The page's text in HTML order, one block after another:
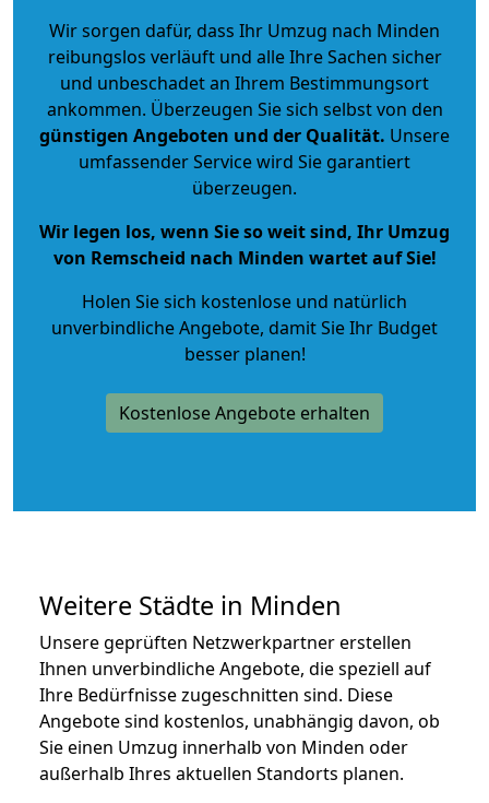
Wir sorgen dafür, dass Ihr Umzug nach Minden
reibungslos verläuft und alle Ihre Sachen sicher
und unbeschadet an Ihrem Bestimmungsort
ankommen. Überzeugen Sie sich selbst von den
günstigen Angeboten und der Qualität. Unsere
umfassender Service wird Sie garantiert
überzeugen.
Wir legen los, wenn Sie so weit sind, Ihr Umzug
von Remscheid nach Minden wartet auf Sie!
Holen Sie sich kostenlose und natürlich
unverbindliche Angebote, damit Sie Ihr Budget
besser planen!
Kostenlose Angebote erhalten
Weitere Städte in Minden
Unsere geprüften Netzwerkpartner erstellen
Ihnen unverbindliche Angebote, die speziell auf
Ihre Bedürfnisse zugeschnitten sind. Diese
Angebote sind kostenlos, unabhängig davon, ob
Sie einen Umzug innerhalb von Minden oder
außerhalb Ihres aktuellen Standorts planen.